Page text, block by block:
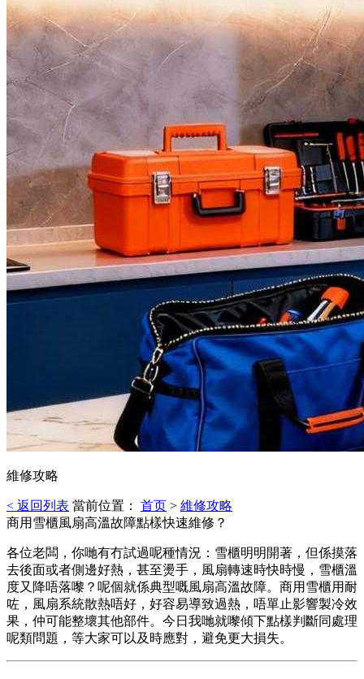
維修攻略
< 返回列表 當前位置： 首页 > 維修攻略
商用雪櫃風扇高溫故障點樣快速維修？
各位老闆，你哋有冇試過呢種情況：雪櫃明明開著，但係摸落
去後面或者側邊好熱，甚至燙手，風扇轉速時快時慢，雪櫃溫
度又降唔落嚟？呢個就係典型嘅風扇高溫故障。商用雪櫃用耐
咗，風扇系統散熱唔好，好容易導致過熱，唔單止影響製冷效
果，仲可能整壞其他部件。今日我哋就嚟傾下點樣判斷同處理
呢類問題，等大家可以及時應對，避免更大損失。